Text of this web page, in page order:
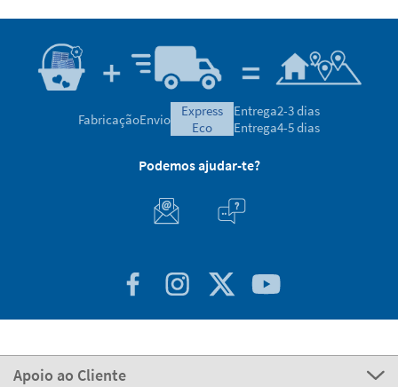
FabricaçãoEnvio
express
eco
Entrega2-3 dias
Entrega4-5 dias
Podemos ajudar-te?
Apoio ao Cliente